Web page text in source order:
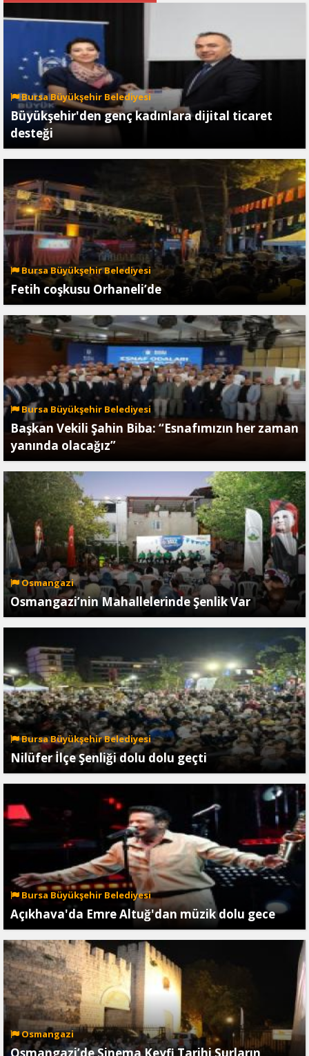
Bursa Büyükşehir Belediyesi
Büyükşehir'den genç kadınlara dijital ticaret
desteği
Bursa Büyükşehir Belediyesi
Fetih coşkusu Orhaneli’de
Bursa Büyükşehir Belediyesi
Başkan Vekili Şahin Biba: “Esnafımızın her zaman
yanında olacağız”
Osmangazi
Osmangazi’nin Mahallelerinde Şenlik Var
Bursa Büyükşehir Belediyesi
Nilüfer İlçe Şenliği dolu dolu geçti
Bursa Büyükşehir Belediyesi
Açıkhava'da Emre Altuğ'dan müzik dolu gece
Osmangazi
Osmangazi’de Sinema Keyfi Tarihi Surların